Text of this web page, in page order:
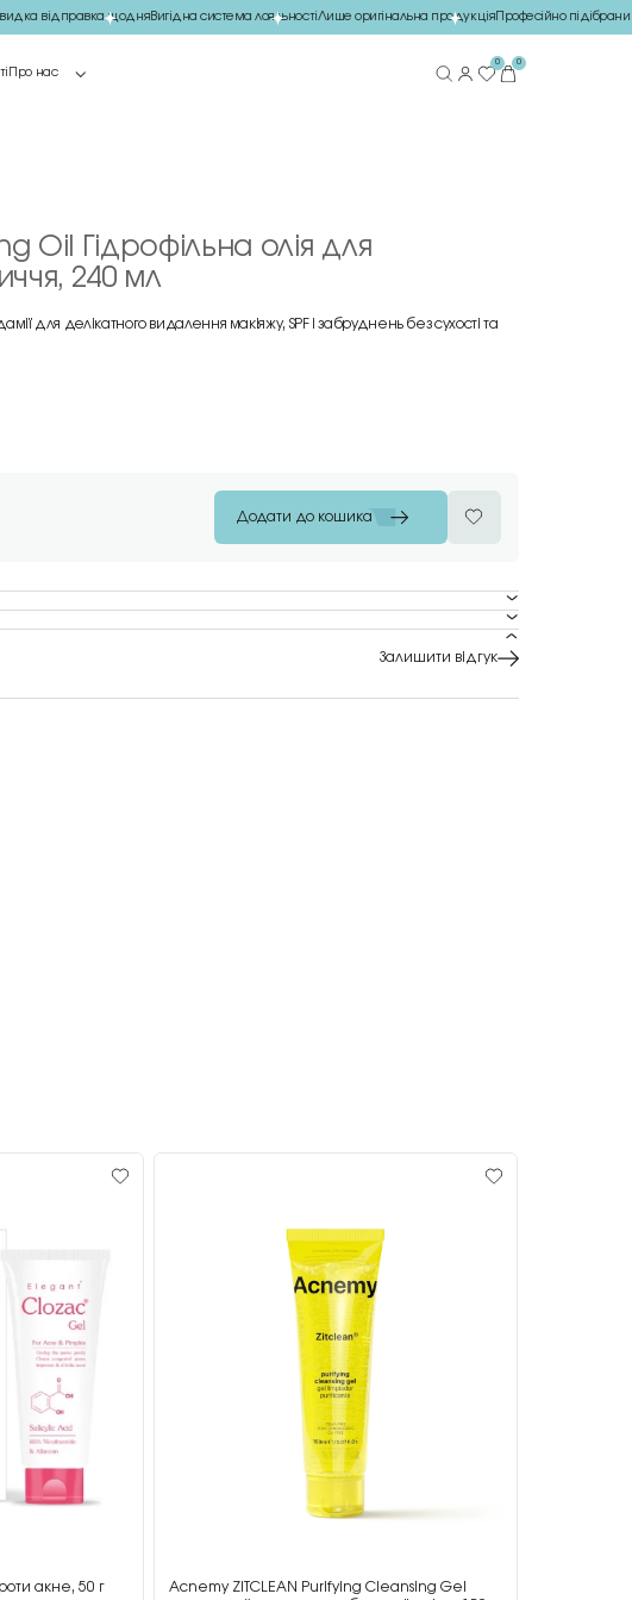
відправка щодняВигідна система лояльностіЛише оригінальна продукціяПрофесійно підібраний
Про нас
0 0
Oil Гідрофільна олія для
240 мл
для делікатного видалення макіяжу, SPF і забруднень без сухості та
Додати до кошика
Залишити відгук
акне, 50 г
Acnemy ZITCLEAN Purifying Cleansing Gel